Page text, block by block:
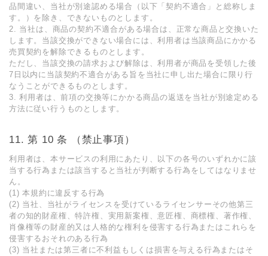
品間違い、当社が別途認める場合（以下「契約不適合」と総称しま
す。）を除き、できないものとします。
2. 当社は、商品の契約不適合がある場合は、正常な商品と交換いた
します。当該交換ができない場合には、利用者は当該商品にかかる
売買契約を解除できるものとします。
ただし、当該交換の請求および解除は、利用者が商品を受領した後
7日以内に当該契約不適合がある旨を当社に申し出た場合に限り行
なうことができるものとします。
3. 利用者は、前項の交換等にかかる商品の返送を当社が別途定める
方法に従い行うものとします。
第 10 条 （禁⽌事項）
利⽤者は、本サービスの利⽤にあたり、以下の各号のいずれかに該
当する⾏為または該当すると当社が判断する⾏為をしてはなりませ
ん。
(1) 本規約に違反する⾏為
(2) 当社、当社がライセンスを受けているライセンサーその他第三
者の知的財産権、特許権、実⽤新案権、意匠権、商標権、著作権、
肖像権等の財産的⼜は⼈格的な権利を侵害する⾏為またはこれらを
侵害するおそれのある⾏為
(3) 当社または第三者に不利益もしくは損害を与える⾏為またはそ